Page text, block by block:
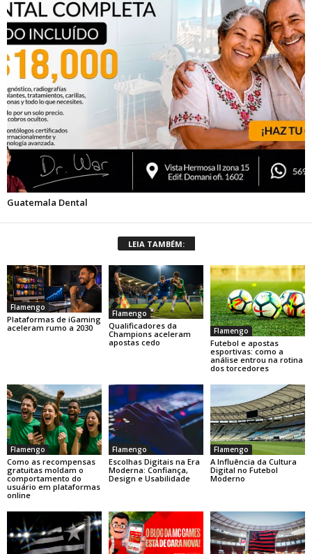
LEIA TAMBÉM:
Flamengo
Plataformas de iGaming
aceleram rumo a 2030
Flamengo
Qualificadores da
Champions aceleram
apostas cedo
Flamengo
Futebol e apostas
esportivas: como a
análise entrou na rotina
dos torcedores
Flamengo
Como as recompensas
gratuitas moldam o
comportamento do
usuário em plataformas
online
Flamengo
Escolhas Digitais na Era
Moderna: Confiança,
Design e Usabilidade
Flamengo
A Influência da Cultura
Digital no Futebol
Moderno